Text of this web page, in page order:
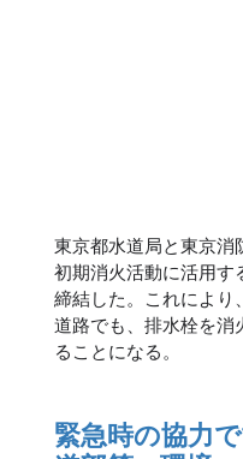
東京都水道局と東京消
初期消火活動に活用す
締結した。これにより
道路でも、排水栓を消
ることになる。
緊急時の協力